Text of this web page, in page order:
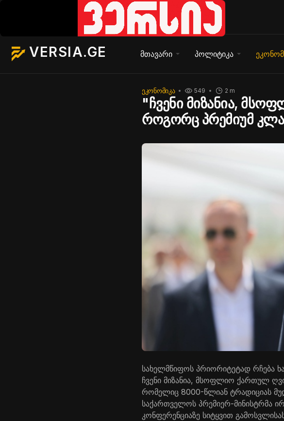
VERSIA.GE მთავარი პოლიტიკა
ᲔᲙᲝᲜᲝᲛᲘᲙᲐ 2 m
549
"ჩვენი მიზანია,
როგორც პრემიუმ
სახელმწიფოს პრიორიტეტად რჩება
ჩვენი მიზანია, მსოფლიო ქართულ
რომელიც 8000-წლიან ტრადიციას
საქართველოს პრემიერ-მინისტრმა
კონფერენციაზე სიტყვით